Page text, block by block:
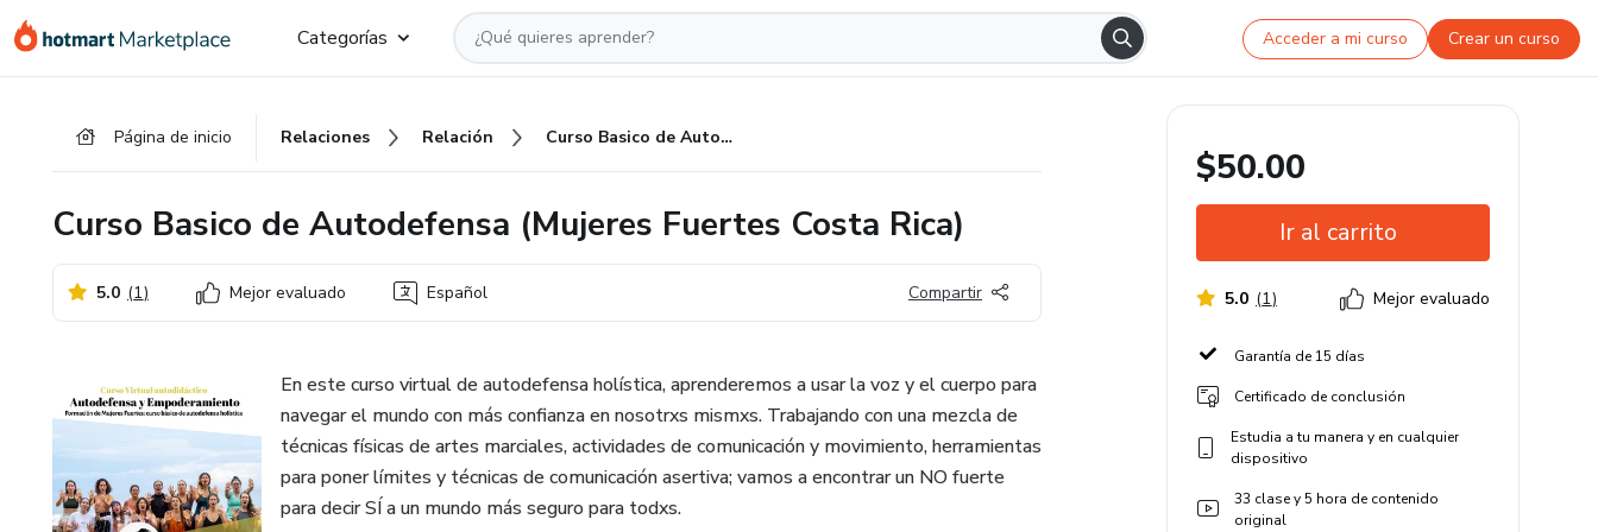
Categorías Acceder a mi curso Crear un curso
Página de inicio Relaciones Relación Curso Basico de Autodefensa (Mujeres Fuertes Costa Rica)
Curso Basico de Autodefensa (Mujeres Fuertes Costa Rica)
5.0 (1) Mejor evaluado Español Compartir
En este curso virtual de autodefensa holística, aprenderemos a usar la voz y el cuerpo para
navegar el mundo con más confianza en nosotrxs mismxs. Trabajando con una mezcla de
técnicas físicas de artes marciales, actividades de comunicación y movimiento, herramientas
para poner límites y técnicas de comunicación asertiva; vamos a encontrar un NO fuerte
para decir SÍ a un mundo más seguro para todxs.
$50.00
Ir al carrito
5.0 (1) Mejor evaluado
Garantía de 15 días
Certificado de conclusión
Estudia a tu manera y en cualquier
dispositivo
33 clase y 5 hora de contenido
original